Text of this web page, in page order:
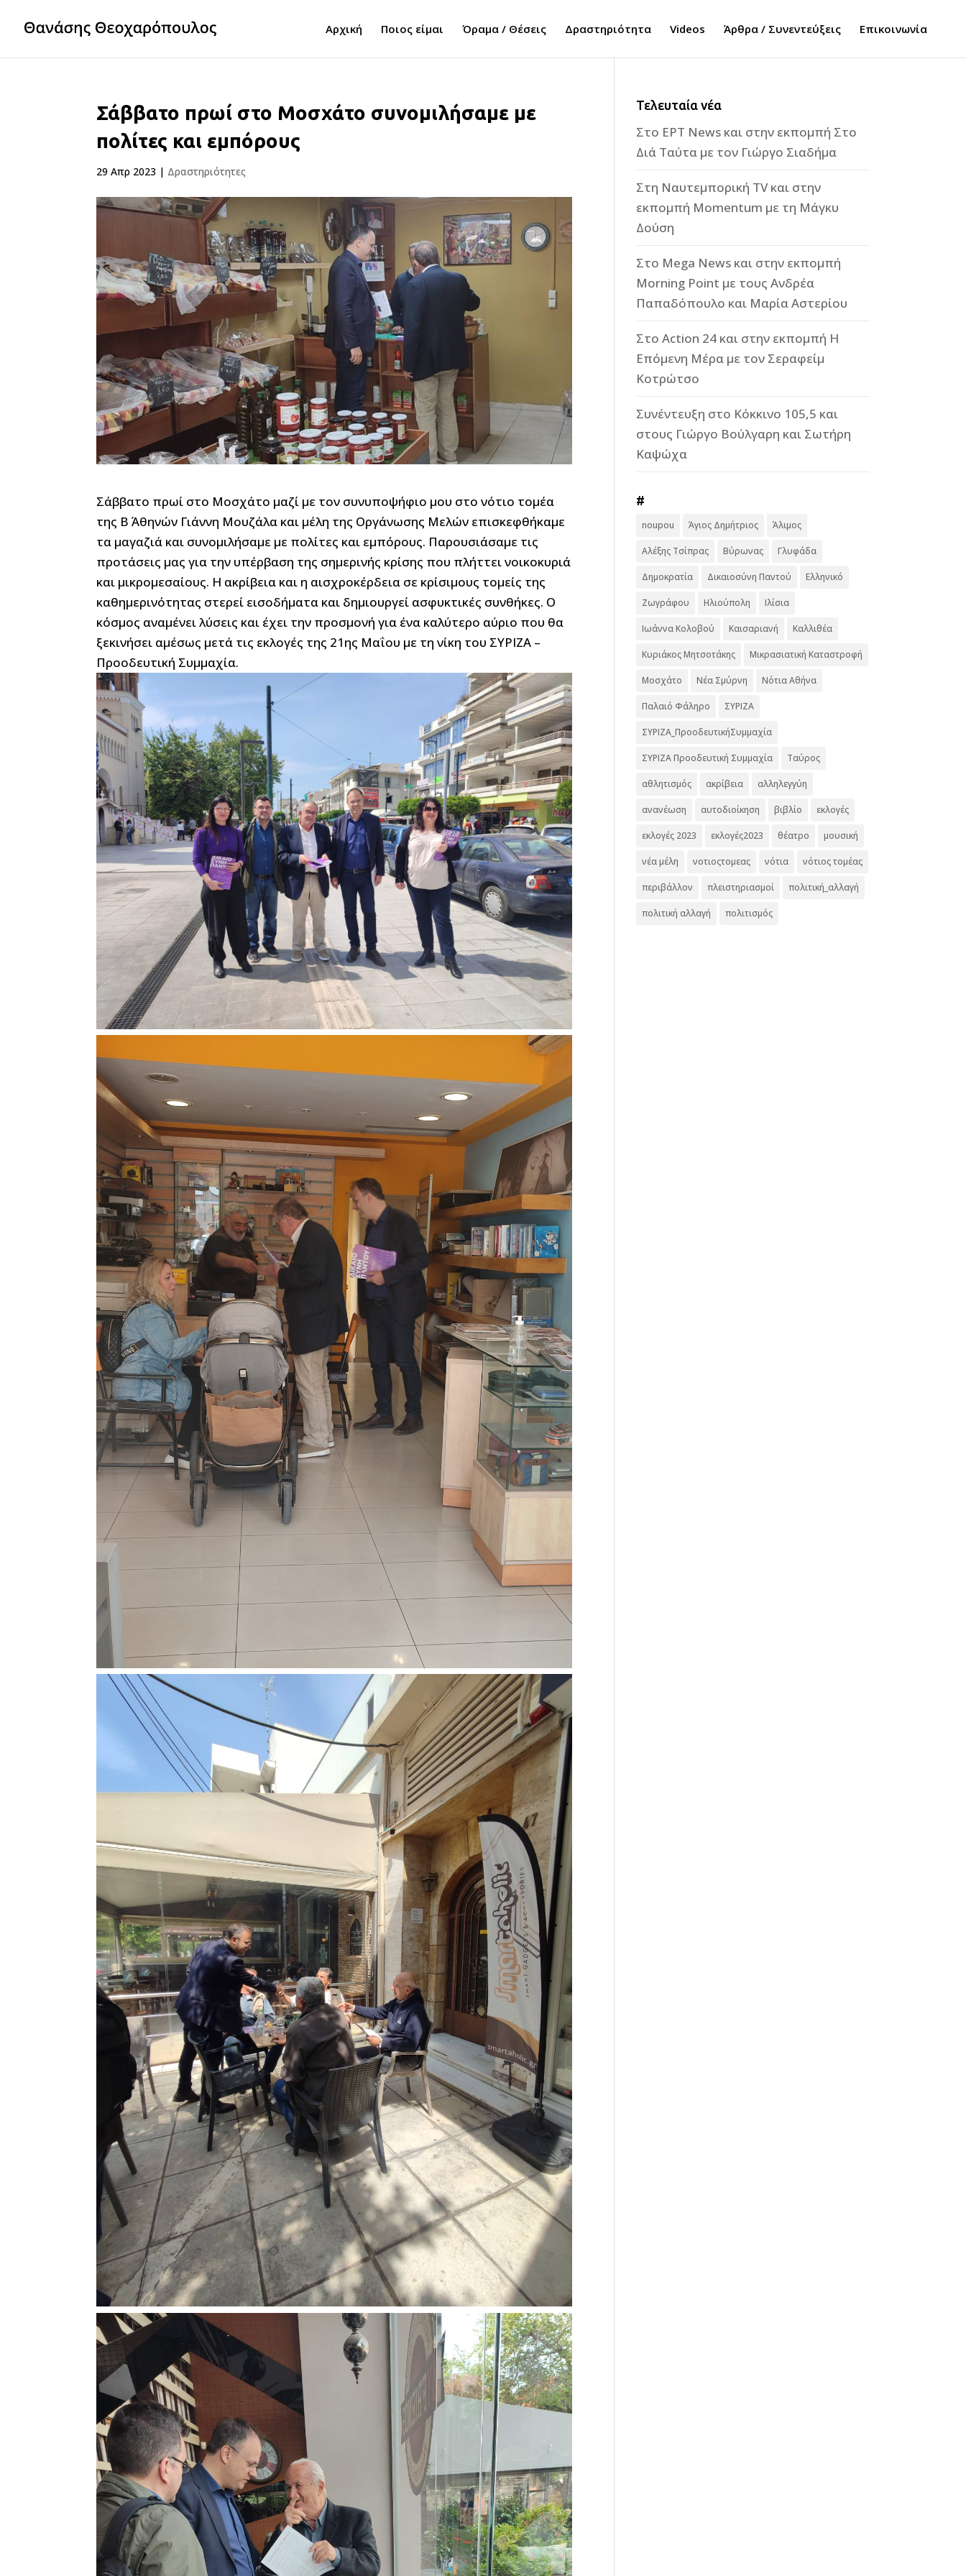
Αρχική Ποιος είμαι Όραμα / Θέσεις Δραστηριότητα Videos Άρθρα / Συνεντεύξεις Επικοινωνία
Σάββατο πρωί στο Μοσχάτο συνομιλήσαμε με
πολίτες και εμπόρους
29 Απρ 2023 | Δραστηριότητες
Σάββατο πρωί στο Μοσχάτο μαζί με τον συνυποψήφιο μου στο νότιο τομέα
της Β΄ Αθηνών Γιάννη Μουζάλα και μέλη της Οργάνωσης Μελών επισκεφθήκαμε
τα μαγαζιά και συνομιλήσαμε με πολίτες και εμπόρους. Παρουσιάσαμε τις
προτάσεις μας για την υπέρβαση της σημερινής κρίσης που πλήττει νοικοκυριά
και μικρομεσαίους. Η ακρίβεια και η αισχροκέρδεια σε κρίσιμους τομείς της
καθημερινότητας στερεί εισοδήματα και δημιουργεί ασφυκτικές συνθήκες. Ο
κόσμος αναμένει λύσεις και έχει την προσμονή για ένα καλύτερο αύριο που θα
ξεκινήσει αμέσως μετά τις εκλογές της 21ης Μαΐου με τη νίκη του ΣΥΡΙΖΑ –
Προοδευτική Συμμαχία.
Τελευταία νέα
Στο ΕΡΤ News και στην εκπομπή Στο
Διά Ταύτα με τον Γιώργο Σιαδήμα
Στη Ναυτεμπορική TV και στην
εκπομπή Momentum με τη Μάγκυ
Δούση
Στο Mega News και στην εκπομπή
Morning Point με τους Ανδρέα
Παπαδόπουλο και Μαρία Αστερίου
Στο Action 24 και στην εκπομπή Η
Επόμενη Μέρα με τον Σεραφείμ
Κοτρώτσο
Συνέντευξη στο Κόκκινο 105,5 και
στους Γιώργο Βούλγαρη και Σωτήρη
Καψώχα
#
noupou Άγιος Δημήτριος Άλιμος
Αλέξης Τσίπρας Βύρωνας Γλυφάδα
Δημοκρατία Δικαιοσύνη Παντού Ελληνικό
Ζωγράφου Ηλιούπολη Ιλίσια
Ιωάννα Κολοβού Καισαριανή Καλλιθέα
Κυριάκος Μητσοτάκης Μικρασιατική Καταστροφή
Μοσχάτο Νέα Σμύρνη Νότια Αθήνα
Παλαιό Φάληρο ΣΥΡΙΖΑ
ΣΥΡΙΖΑ_ΠροοδευτικήΣυμμαχία
ΣΥΡΙΖΑ Προοδευτική Συμμαχία Ταύρος
αθλητισμός ακρίβεια αλληλεγγύη
ανανέωση αυτοδιοίκηση βιβλίο εκλογές
εκλογές 2023 εκλογές2023 θέατρο μουσική
νέα μέλη νοτιοςτομεας νότια νότιος τομέας
περιβάλλον πλειστηριασμοί πολιτική_αλλαγή
πολιτική αλλαγή πολιτισμός